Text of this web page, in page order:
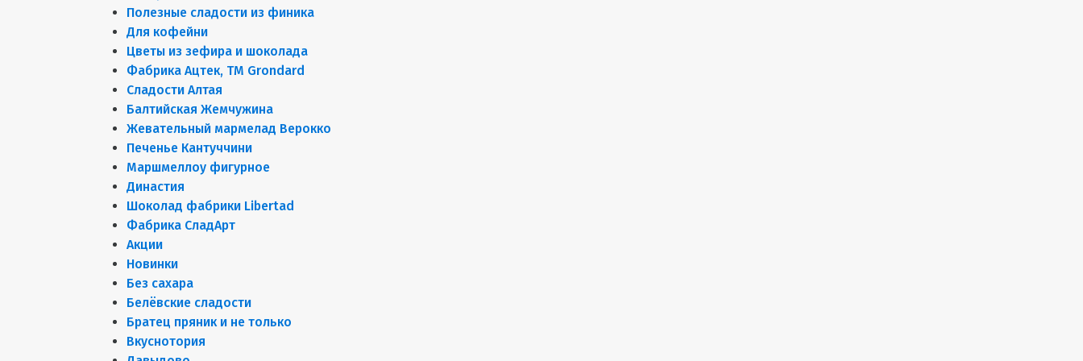
Полезные сладости из финика
Для кофейни
Цветы из зефира и шоколада
Фабрика Ацтек, ТМ Grondard
Сладости Алтая
Балтийская Жемчужина
Жевательный мармелад Верокко
Печенье Кантуччини
Маршмеллоу фигурное
Династия
Шоколад фабрики Libertad
Фабрика СладАрт
Акции
Новинки
Без сахара
Белёвские сладости
Братец пряник и не только
Вкуснотория